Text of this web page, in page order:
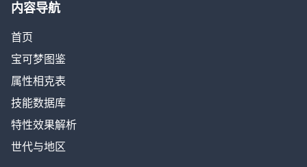
内容导航
首页
宝可梦图鉴
属性相克表
技能数据库
特性效果解析
世代与地区